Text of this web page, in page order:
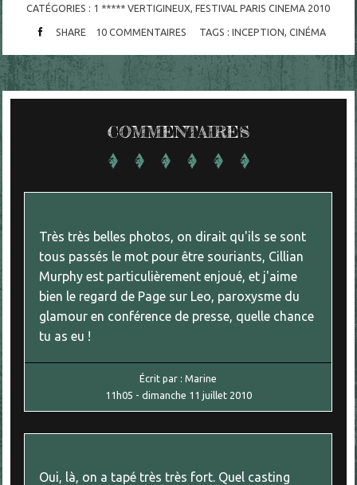
CATÉGORIES : 1 ***** VERTIGINEUX ,FESTIVAL PARIS CINEMA 2010
SHARE 10 COMMENTAIRES TAGS : INCEPTION, CINÉMA
COMMENTAIRES
Très très belles photos, on dirait qu'ils se sont
tous passés le mot pour être souriants, Cillian
Murphy est particulièrement enjoué, et j'aime
bien le regard de Page sur Leo, paroxysme du
glamour en conférence de presse, quelle chance
tu as eu !
Écrit par :Marine
11h05 - dimanche 11 juillet 2010
Oui, là, on a tapé très très fort. Quel casting